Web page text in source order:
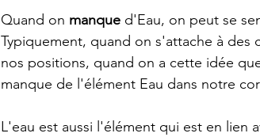
Quand on manque d'Eau, on peut se
Typiquement, quand on s'attache à des
nos positions, quand on a cette idée
manque de l'élément Eau dans notre
L'eau est aussi l'élément qui est en lien